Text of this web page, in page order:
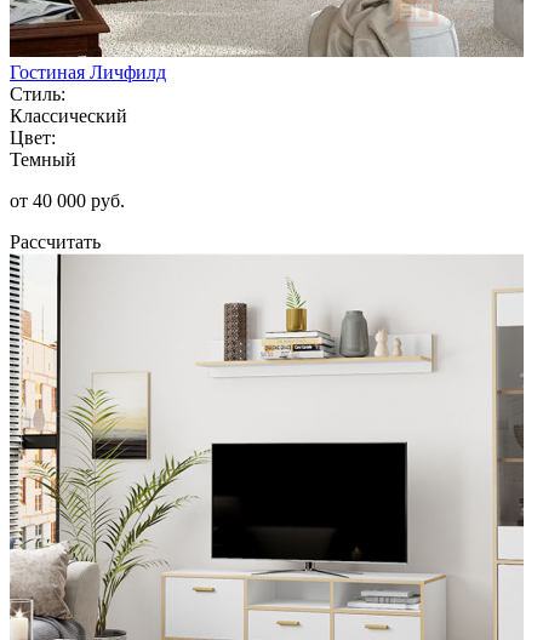
Гостиная Личфилд
Стиль:
Классический
Цвет:
Темный
от 40 000 руб.
Рассчитать